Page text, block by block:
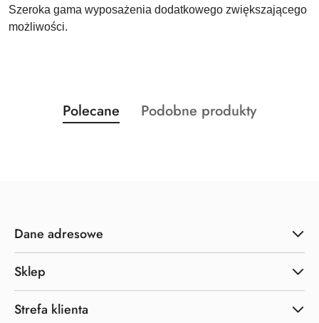
Szeroka gama wyposażenia dodatkowego zwiększającego
możliwości.
Pomiń karuzelę produktów
Produkty
o
Polecane
Produkty
Podobne produkty
Dane adresowe
Sklep
Strefa klienta